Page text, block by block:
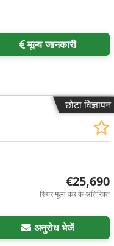
मूल्य जानकारी
छोटा विज्ञापन
€25,690
स्थिर मूल्य कर के अतिरिक्त
अनुरोध भेजें